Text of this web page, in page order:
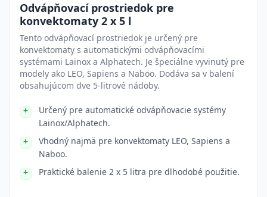
Odvápňovací prostriedok pre
konvektomaty 2 x 5 l
Tento odvápňovací prostriedok je určený pre
konvektomaty s automatickými odvápňovacími
systémami Lainox a Alphatech. Je špeciálne vyvinutý pre
modely ako LEO, Sapiens a Naboo. Dodáva sa v balení
obsahujúcom dve 5-litrové nádoby.
Určený pre automatické odvápňovacie systémy
Lainox/Alphatech.
Vhodný najmä pre konvektomaty LEO, Sapiens a
Naboo.
Praktické balenie 2 x 5 litra pre dlhodobé použitie.